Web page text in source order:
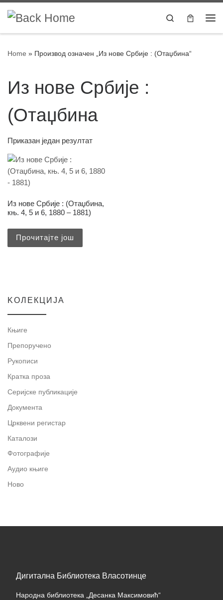
Skip to content Search
Home » Производ oзначен „Из нове Србије : (Отаџбина“
Из нове Србије :
(Отаџбина
Приказан један резултат
Из нове Србије : (Отаџбина,
књ. 4, 5 и 6, 1880 – 1881)
Прочитајте још
KOЛЕКЦИЈА
Књиге
Препоручено
Рукописи
Кратка проза
Серијске публикације
Документа
Црквени регистар
Каталози
Фотографије
Аудио књиге
Ново
Дигитална Библиотека Власотинце
Народна библиотека „Десанка Максимовић“